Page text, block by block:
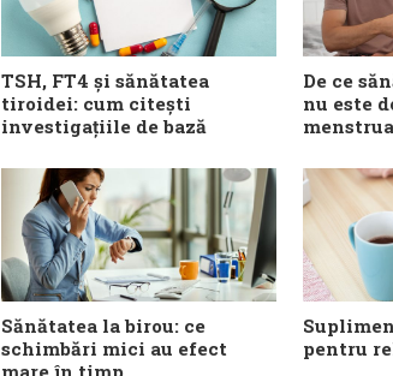
TSH, FT4 și sănătatea
tiroidei: cum citești
investigațiile de bază
De ce
nu este
Sănătatea la birou: ce
schimbări mici au efect
pentru